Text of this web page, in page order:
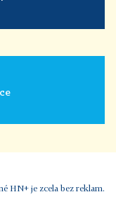
HN+ je zcela bez reklam.